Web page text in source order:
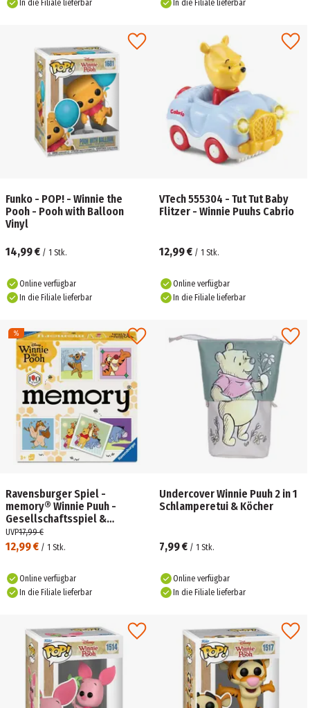
In die Filiale lieferbar In die Filiale lieferbar
Funko - POP! - Winnie the
Pooh - Pooh with Balloon
Vinyl
14,99 € / 1 Stk.
Online verfügbar
In die Filiale lieferbar
VTech 555304 - Tut Tut Baby
Flitzer - Winnie Puuhs Cabrio
12,99 € / 1 Stk.
Online verfügbar
In die Filiale lieferbar
Ravensburger Spiel -
memory® Winnie Puuh -
Gesellschaftsspiel &
Brettspiel ab 3 Jahre
12,99 € / 1 Stk.
UVP17,99 €
Online verfügbar
In die Filiale lieferbar
Undercover Winnie Puuh 2 in 1
Schlamperetui & Köcher
7,99 € / 1 Stk.
Online verfügbar
In die Filiale lieferbar